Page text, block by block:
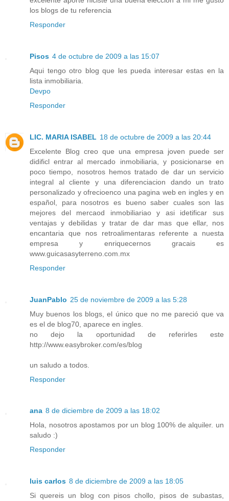
los blogs de tu referencia
Responder
Pisos 4 de octubre de 2009 a las 15:07
Aqui tengo otro blog que les pueda interesar estas en la
lista inmobiliaria.
Devpo
Responder
LIC. MARIA ISABEL 18 de octubre de 2009 a las 20:44
Excelente Blog creo que una empresa joven puede ser
didificl entrar al mercado inmobiliaria, y posicionarse en
poco tiempo, nosotros hemos tratado de dar un servicio
integral al cliente y una diferenciacion dando un trato
personalizado y ofrecioenco una pagina web en ingles y en
español, para nosotros es bueno saber cuales son las
mejores del mercaod inmobiliariao y asi idetificar sus
ventajas y debilidas y tratar de dar mas que ellar, nos
encantaria que nos retroalimentaras referente a nuesta
empresa y enriquecernos gracais es
www.guicasasyterreno.com.mx
Responder
JuanPablo 25 de noviembre de 2009 a las 5:28
Muy buenos los blogs, el único que no me pareció que va
es el de blog70, aparece en ingles.
no dejo la oportunidad de referirles este
http://www.easybroker.com/es/blog
un saludo a todos.
Responder
ana 8 de diciembre de 2009 a las 18:02
Hola, nosotros apostamos por un blog 100% de alquiler. un
saludo :)
Responder
luis carlos 8 de diciembre de 2009 a las 18:05
Si quereis un blog con pisos chollo, pisos de subastas,